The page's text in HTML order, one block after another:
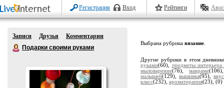
Регистрация Вход Рейтинги
Записи Друзья
Комментарии
Подарки своими руками
Выбрана рубрика вязание
Другие рубрики в этом
руками(60), предметы
мыловарение(76),макраме
малышей(129),вышивка(95),
класс(232), ароматерапия(23), (0)